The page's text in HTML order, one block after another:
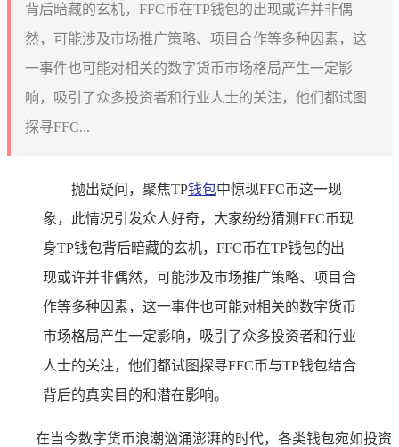
背后暗藏的玄机，FFC币在TP钱包的出现或许并非偶
然，可能涉及市场推广策略、项目合作等多种因素，这
一事件也可能对相关的数字货币市场格局产生一定影
响，吸引了众多投资者和行业人士的关注，他们都试图
探寻FFC...
抛出疑问，聚焦TP钱包中惊现FFC币这一现
象，此情况引发众人好奇，大家纷纷猜测FFC币现
身TP钱包背后暗藏的玄机，FFC币在TP钱包的出
现或许并非偶然，可能涉及市场推广策略、项目合
作等多种因素，这一事件也可能对相关的数字货币
市场格局产生一定影响，吸引了众多投资者和行业
人士的关注，他们都试图探寻FFC币与TP钱包结合
背后的真实目的和潜在影响。
在当今数字货币浪潮汹涌澎湃的时代，各类钱包宛如投资